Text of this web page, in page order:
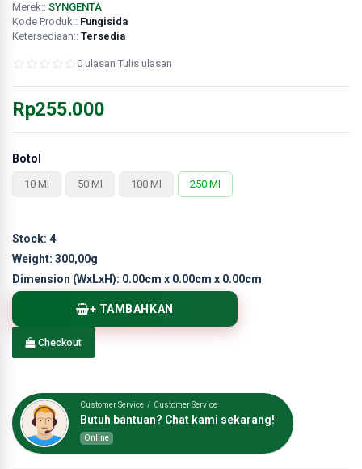
Merek:: SYNGENTA
Kode Produk:: Fungisida
Ketersediaan:: Tersedia
0 ulasan Tulis ulasan
Rp255.000
Botol
10 Ml 50 Ml 100 Ml 250 Ml
Stock: 4
Weight: 300,00g
Dimension (WxLxH): 0.00cm x 0.00cm x 0.00cm
+ TAMBAHKAN
Checkout
Customer Service / Customer Service
Butuh bantuan? Chat kami sekarang!
Online